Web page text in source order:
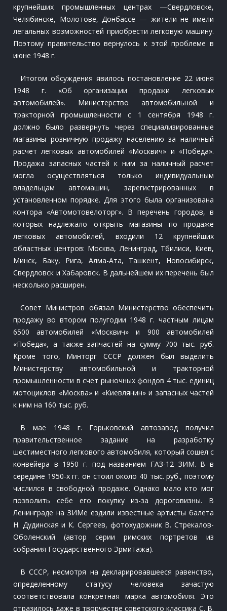
крупнейших промышленных центрах —Свердловске,
Челябинске, Молотове, Донбассе — жители не имели
легальных возможностей приобрести легковую машину.
Поэтому правительство вернулось к этой проблеме в
июне 1948 г.
Итогом обсуждения явилось постановление 22 июня
1948 г. «Об организации продажи легковых
автомобилей». Министерство автомобильной и
тракторной промышленности с 1 сентября 1948 г.
должно было развернуть через специализированные
магазины розничную продажу населению за наличный
расчет легковых автомобилей «Москвич» и «Победа».
Продажа запасных частей к ним за наличный расчет
могла осуществляться только индивидуальным
владельцам автомашин, зарегистрированных в
установленном порядке. Для этого была организована
контора «Автомотовелоторг». В перечень городов, в
которых надлежало открыть магазины по продаже
легковых автомобилей, входили 12 крупнейших
областных центров: Москва, Ленинград, Тбилиси, Киев,
Минск, Баку, Рига, Алма-Ата, Ташкент, Новосибирск,
Свердловск и Хабаровск. В дальнейшем их перечень был
несколько расширен.
Совет Министров обязал Министерство обеспечить
продажу во втором полугодии 1948 г. частным лицам
6500 автомобилей «Москвич» и 900 автомобилей
«Победа», а также запчастей на сумму 700 тыс. руб.
Кроме того, Минторг СССР должен был выделить
Министерству автомобильной и тракторной
промышленности в счет рыночных фондов 4 тыс. единиц
мотоциклов «Москва» и «Киевлянин» и запасных частей
к ним на 160 тыс. руб.
В мае 1948 г. Горьковский автозавод получил
правительственное задание на разработку
шестиместного легкового автомобиля, который сошел с
конвейера в 1950 г. под названием ГАЗ-12 ЗИМ. В в
середине 1950-х гг. он стоил около 40 тыс. руб., поэтому
числился в свободной продаже. Однако мало кто мог
позволить себе его покупку из-за дороговизны. В
Ленинграде на ЗИМе ездили известные артисты балета
Н. Дудинская и К. Сергеев, фотохудожник В. Стрекалов-
Оболенский (автор серии римских портретов из
собрания Государственного Эрмитажа).
В СССР, несмотря на декларировавшееся равенство,
определенному статусу человека зачастую
соответствовала конкретная марка автомобиля. Это
отразилось даже в творчестве советского классика С. В.